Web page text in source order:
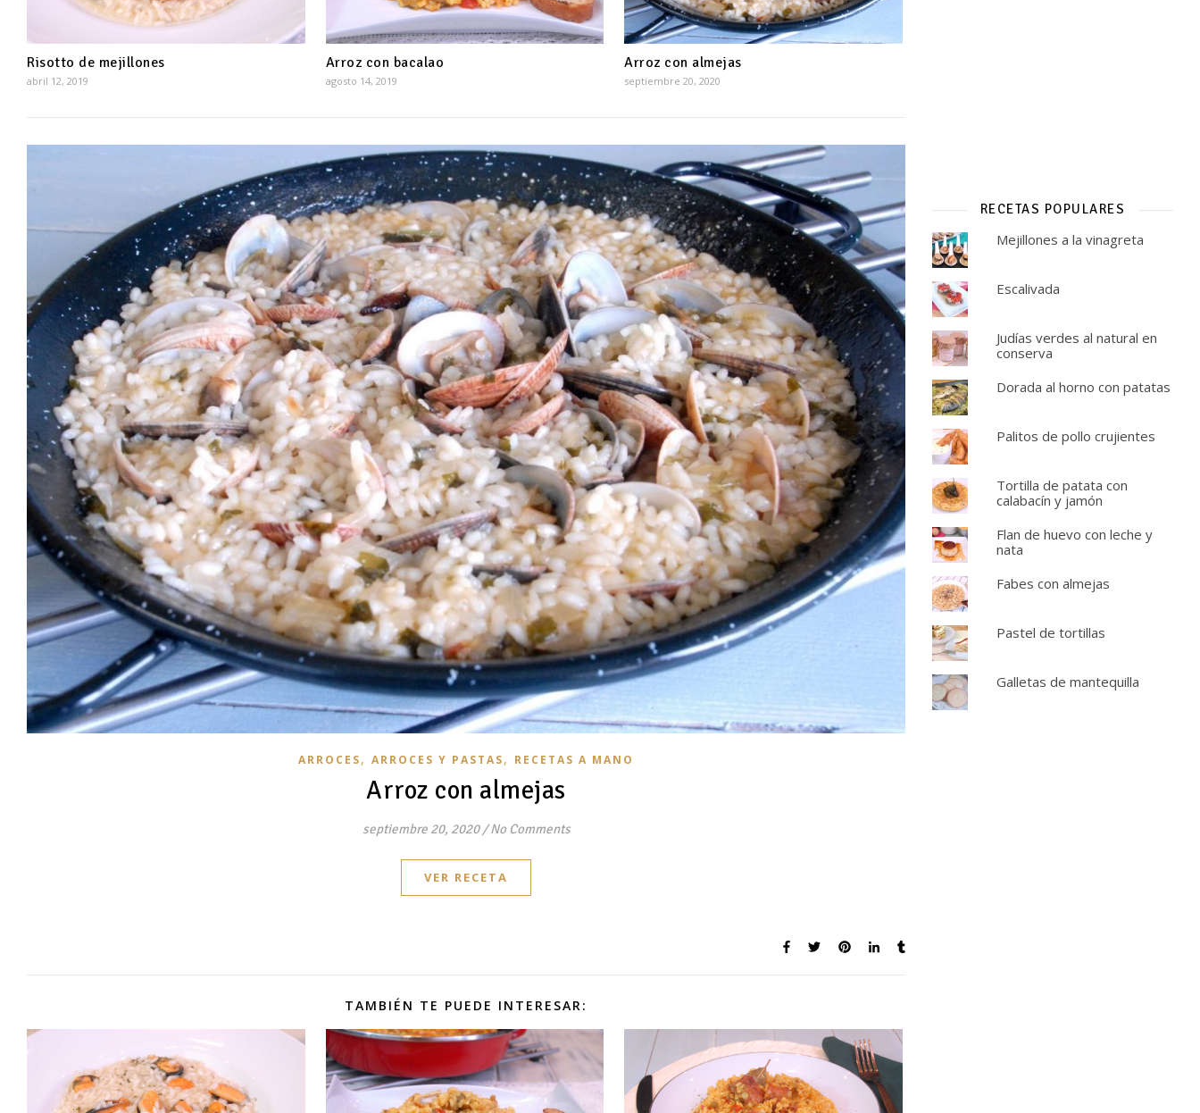
Risotto de mejillones
abril 12, 2019
Arroz con bacalao
agosto 14, 2019
Arroz con almejas
septiembre 20, 2020
ARROCES, ARROCES Y PASTAS, RECETAS A MANO
Arroz con almejas
septiembre 20, 2020 /No Comments
VER RECETA
TAMBIÉN TE PUEDE INTERESAR:
RECETAS POPULARES
Mejillones a la vinagreta
Escalivada
Judías verdes al natural en
conserva
Dorada al horno con patatas
Palitos de pollo crujientes
Tortilla de patata con
calabacín y jamón
Flan de huevo con leche y
nata
Fabes con almejas
Pastel de tortillas
Galletas de mantequilla